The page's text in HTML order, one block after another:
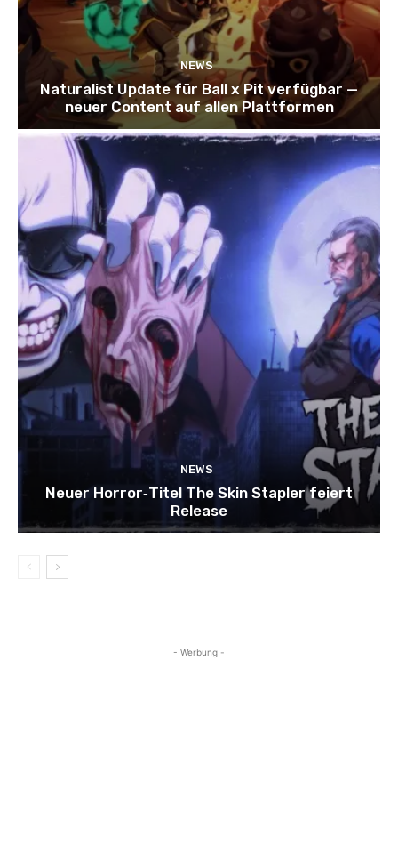
NEWS
Naturalist Update für Ball x Pit verfügbar —
neuer Content auf allen Plattformen
NEWS
Neuer Horror‑Titel The Skin Stapler feiert
Release
- Werbung -